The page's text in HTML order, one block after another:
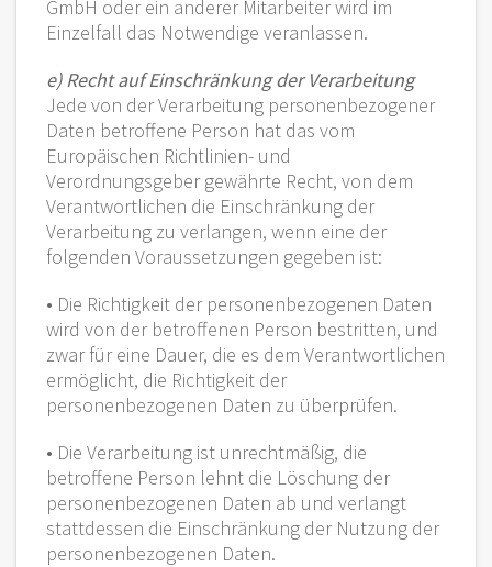
GmbH oder ein anderer Mitarbeiter wird im
Einzelfall das Notwendige veranlassen.
e) Recht auf Einschränkung der Verarbeitung
Jede von der Verarbeitung personenbezogener
Daten betroffene Person hat das vom
Europäischen Richtlinien- und
Verordnungsgeber gewährte Recht, von dem
Verantwortlichen die Einschränkung der
Verarbeitung zu verlangen, wenn eine der
folgenden Voraussetzungen gegeben ist:
• Die Richtigkeit der personenbezogenen Daten
wird von der betroffenen Person bestritten, und
zwar für eine Dauer, die es dem Verantwortlichen
ermöglicht, die Richtigkeit der
personenbezogenen Daten zu überprüfen.
• Die Verarbeitung ist unrechtmäßig, die
betroffene Person lehnt die Löschung der
personenbezogenen Daten ab und verlangt
stattdessen die Einschränkung der Nutzung der
personenbezogenen Daten.